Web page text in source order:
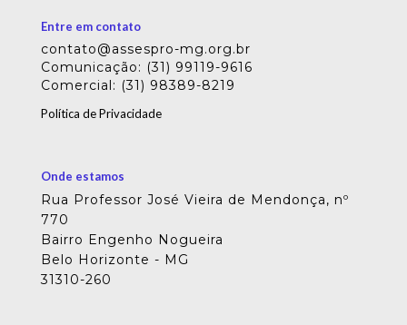
Entre em contato
contato@assespro-mg.org.br
Comunicação: (31) 99119-9616
Comercial: (31) 98389-8219
Política de Privacidade
Onde estamos
Rua Professor José Vieira de Mendonça, nº
770
Bairro Engenho Nogueira
Belo Horizonte - MG
31310-260